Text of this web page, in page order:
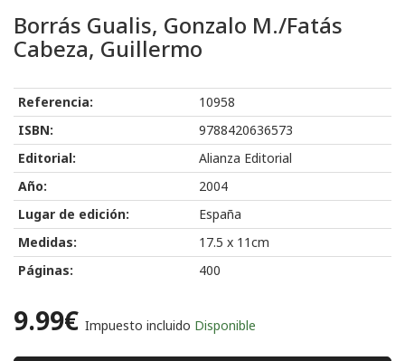
Borrás Gualis, Gonzalo M./Fatás
Cabeza, Guillermo
Referencia:
10958
ISBN:
9788420636573
Editorial:
Alianza Editorial
Año:
2004
Lugar de edición:
España
Medidas:
17.5 x 11cm
Páginas:
400
9.99€ Impuesto incluido Disponible